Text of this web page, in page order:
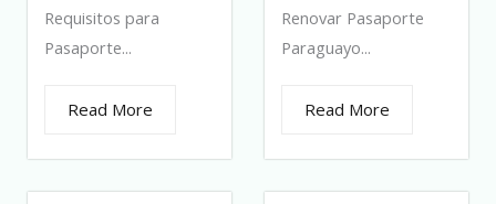
Requisitos para
Pasaporte...
Read More
Renovar Pasaporte
Paraguayo...
Read More